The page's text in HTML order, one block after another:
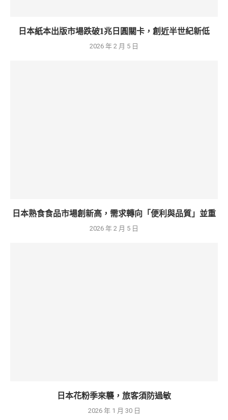
日本紙本出版市場跌破1兆日圓關卡，創近半世紀新低
2026 年 2 月 5 日
日本熟食食品市場創新高，需求轉向「便利與品質」並重
2026 年 2 月 5 日
日本花粉季來襲，旅客須防過敏
2026 年 1 月 30 日